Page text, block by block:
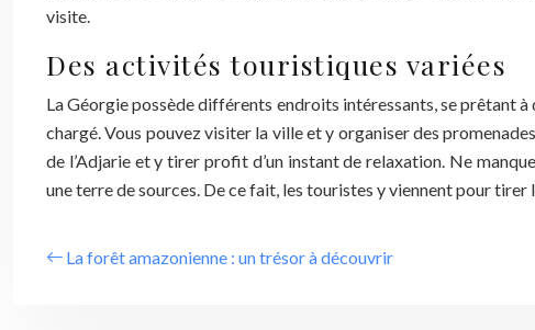
visite.
Des activités touristiques variées
La Géorgie possède différents endroits intéressants, se prêtant
chargé. Vous pouvez visiter la ville et y organiser des
de l’Adjarie et y tirer profit d’un instant de relaxation. Ne
une terre de sources. De ce fait, les touristes y viennent pour
La forêt amazonienne : un trésor à découvrir